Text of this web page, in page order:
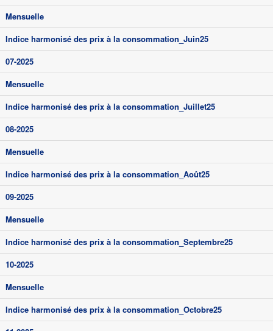
Mensuelle
Indice harmonisé des prix à la consommation_Juin25
07-2025
Mensuelle
Indice harmonisé des prix à la consommation_Juillet25
08-2025
Mensuelle
Indice harmonisé des prix à la consommation_Août25
09-2025
Mensuelle
Indice harmonisé des prix à la consommation_Septembre25
10-2025
Mensuelle
Indice harmonisé des prix à la consommation_Octobre25